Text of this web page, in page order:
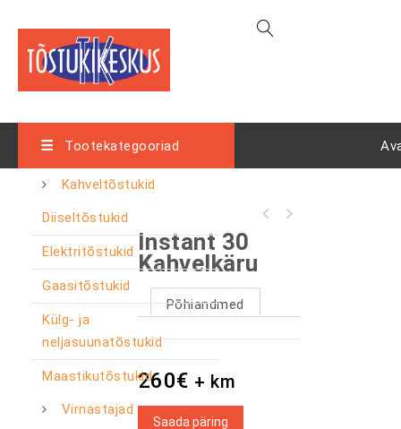
Tootekategooriad
Kahveltõstukid
Diiseltõstukid
Elektritõstukid
Gaasitõstukid
Külg- ja
neljasuunatõstukid
Maastikutõstukid
Virnastajad
Instant 30
Kahvelkäru
Põhiandmed
260€ + km
Saada päring